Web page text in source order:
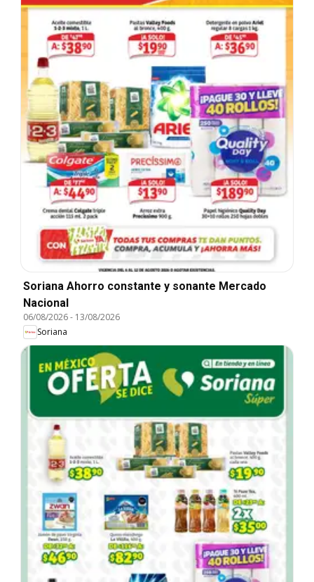
Soriana Ahorro constante y sonante Mercado
Nacional
06/08/2026- 13/08/2026
Soriana